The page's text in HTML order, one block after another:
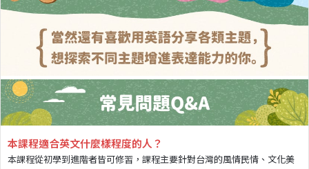
本課程適合英文什麼樣程度的人？
本課程從初學到進階者皆可修習，課程主要針對台灣的風情民情、文化美